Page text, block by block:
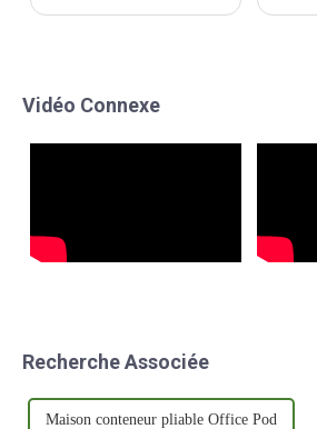
une innovation qui gagne en
Vidéo Connexe
Recherche Associée
Maison conteneur pliable Office Pod